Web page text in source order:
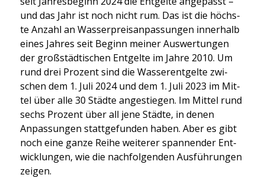
und das Jahr ist noch nicht rum. Das ist die höchs­
te Anzahl an Was­ser­preis­an­pas­sun­gen inner­halb
eines Jah­res seit Beginn mei­ner Aus­wer­tun­gen
der groß­städ­ti­schen Ent­gel­te im Jah­re 2010. Um
rund drei Pro­zent sind die Was­ser­ent­gel­te zwi­
schen dem 1. Juli 2024 und dem 1. Juli 2023 im Mit­
tel über alle 30 Städ­te ange­stie­gen. Im Mit­tel rund
sechs Pro­zent über all jene Städ­te, in denen
Anpas­sun­gen statt­ge­fun­den haben. Aber es gibt
noch eine gan­ze Rei­he wei­te­rer span­nen­der Ent­
wick­lun­gen, wie die nach­fol­gen­den Aus­füh­run­gen
zei­gen.